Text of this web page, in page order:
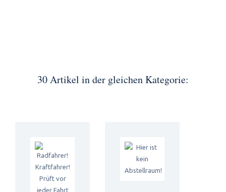
30 Artikel in der gleichen Kategorie: